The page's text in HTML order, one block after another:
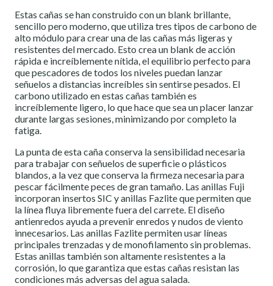
Estas cañas se han construido con un blank brillante,
sencillo pero moderno, que utiliza tres tipos de carbono de
alto módulo para crear una de las cañas más ligeras y
resistentes del mercado. Esto crea un blank de acción
rápida e increíblemente nítida, el equilibrio perfecto para
que pescadores de todos los niveles puedan lanzar
señuelos a distancias increíbles sin sentirse pesados. El
carbono utilizado en estas cañas también es
increíblemente ligero, lo que hace que sea un placer lanzar
durante largas sesiones, minimizando por completo la
fatiga.
La punta de esta caña conserva la sensibilidad necesaria
para trabajar con señuelos de superficie o plásticos
blandos, a la vez que conserva la firmeza necesaria para
pescar fácilmente peces de gran tamaño. Las anillas Fuji
incorporan insertos SIC y anillas Fazlite que permiten que
la línea fluya libremente fuera del carrete. El diseño
antienredos ayuda a prevenir enredos y nudos de viento
innecesarios. Las anillas Fazlite permiten usar líneas
principales trenzadas y de monofilamento sin problemas.
Estas anillas también son altamente resistentes a la
corrosión, lo que garantiza que estas cañas resistan las
condiciones más adversas del agua salada.